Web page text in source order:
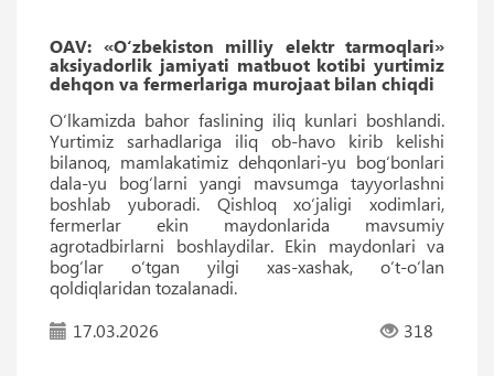
OAV: «O‘zbekiston milliy elektr tarmoqlari»
aksiyadorlik jamiyati matbuot kotibi yurtimiz
dehqon va fermerlariga murojaat bilan chiqdi
O‘lkamizda bahor faslining iliq kunlari boshlandi.
Yurtimiz sarhadlariga iliq ob-havo kirib kelishi
bilanoq, mamlakatimiz dehqonlari-yu bog‘bonlari
dala-yu bog‘larni yangi mavsumga tayyorlashni
boshlab yuboradi. Qishloq xo‘jaligi xodimlari,
fermerlar ekin maydonlarida mavsumiy
agrotadbirlarni boshlaydilar. Ekin maydonlari va
bog‘lar o‘tgan yilgi xas-xashak, o‘t-o‘lan
qoldiqlaridan tozalanadi.
17.03.2026
318